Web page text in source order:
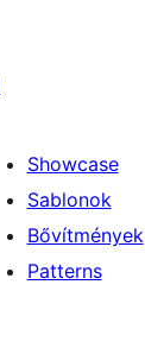
Showcase
Sablonok
Bővítmények
Patterns